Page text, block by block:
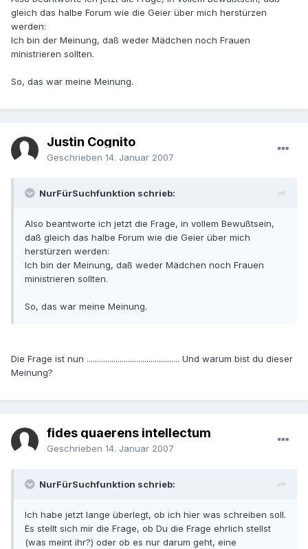
gleich das halbe Forum wie die Geier über mich herstürzen
werden:
Ich bin der Meinung, daß weder Mädchen noch Frauen
ministrieren sollten.
So, das war meine Meinung.
Justin Cognito
Geschrieben 14. Januar 2007
NurFürSuchfunktion schrieb:
Also beantworte ich jetzt die Frage, in vollem Bewußtsein,
daß gleich das halbe Forum wie die Geier über mich
herstürzen werden:
Ich bin der Meinung, daß weder Mädchen noch Frauen
ministrieren sollten.
So, das war meine Meinung.
Die Frage ist nun ............................................. Und warum bist du dieser
Meinung?
fides quaerens intellectum
Geschrieben 14. Januar 2007
NurFürSuchfunktion schrieb:
Ich habe jetzt lange überlegt, ob ich hier was schreiben soll.
Es stellt sich mir die Frage, ob Du die Frage ehrlich stellst
(was meint ihr?) oder ob es nur darum geht, eine